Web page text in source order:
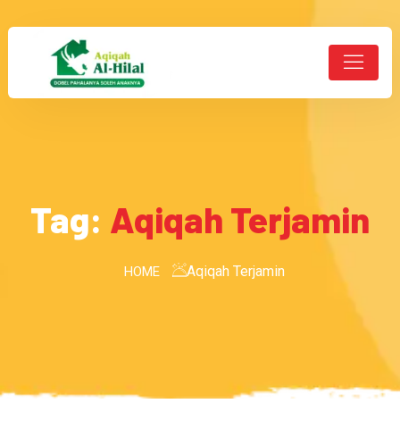
Tag: Aqiqah Terjamin
HOME Aqiqah Terjamin